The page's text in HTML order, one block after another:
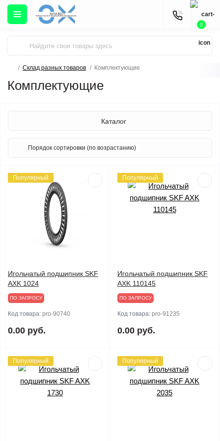
0
Склад разных товаров Комплектующие
Комплектующие
Каталог
Популярный
Игольчатый подшипник SKF
AXK 1024
ПО ЗАПРОСУ
Код товара: pro-90740
0.00 руб.
Популярный
Игольчатый подшипник SKF
AXK 110145
ПО ЗАПРОСУ
Код товара: pro-91235
0.00 руб.
Популярный Популярный